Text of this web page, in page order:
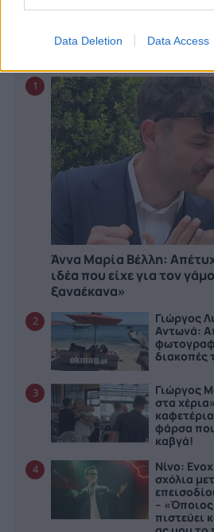
Data Deletion Data Access
1
Άννα Μαρία Βέλλη:
ιδέα που είχε για τον
ξαναέκανα»
2
Γιώργος
Αντωνά:
διακοπές
3
Γιώργος
στα
φάρσα
καβγά!
4
Νίνο:
σχόλια
– «Όποιος
πιστεύει